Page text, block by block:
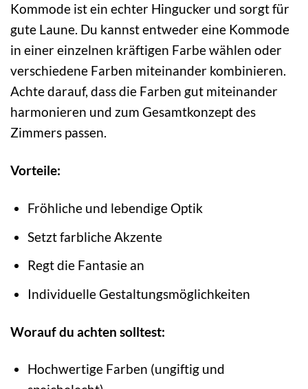
Kommode ist ein echter Hingucker und sorgt für
gute Laune. Du kannst entweder eine Kommode
in einer einzelnen kräftigen Farbe wählen oder
verschiedene Farben miteinander kombinieren.
Achte darauf, dass die Farben gut miteinander
harmonieren und zum Gesamtkonzept des
Zimmers passen.
Vorteile:
Fröhliche und lebendige Optik
Setzt farbliche Akzente
Regt die Fantasie an
Individuelle Gestaltungsmöglichkeiten
Worauf du achten solltest:
Hochwertige Farben (ungiftig und